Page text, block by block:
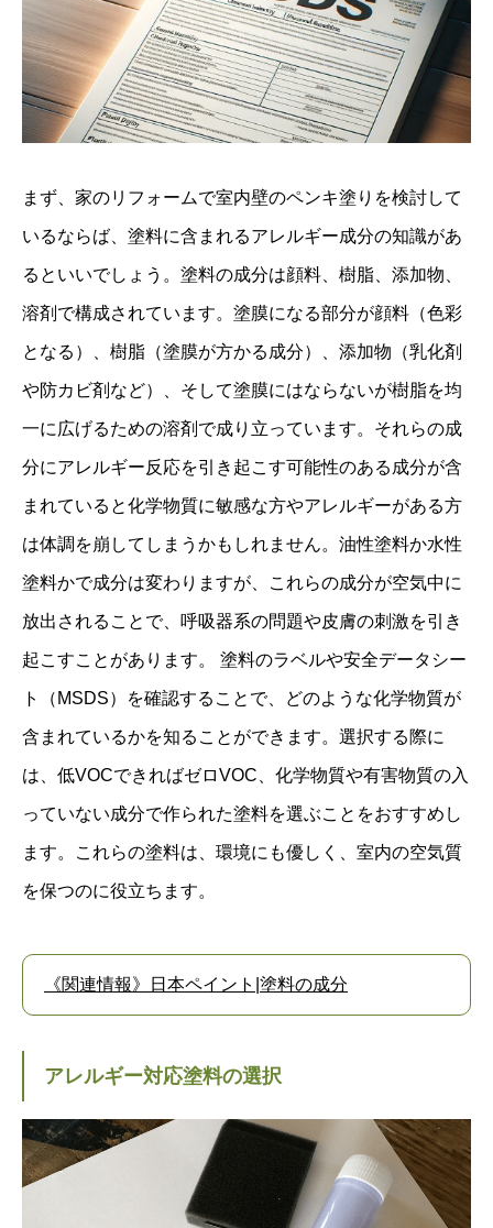
まず、家のリフォームで室内壁のペンキ塗りを検討して
いるならば、塗料に含まれるアレルギー成分の知識があ
るといいでしょう。塗料の成分は顔料、樹脂、添加物、
溶剤で構成されています。塗膜になる部分が顔料（色彩
となる）、樹脂（塗膜が方かる成分）、添加物（乳化剤
や防カビ剤など）、そして塗膜にはならないが樹脂を均
一に広げるための溶剤で成り立っています。それらの成
分にアレルギー反応を引き起こす可能性のある成分が含
まれていると化学物質に敏感な方やアレルギーがある方
は体調を崩してしまうかもしれません。油性塗料か水性
塗料かで成分は変わりますが、これらの成分が空気中に
放出されることで、呼吸器系の問題や皮膚の刺激を引き
起こすことがあります。 塗料のラベルや安全データシー
ト（MSDS）を確認することで、どのような化学物質が
含まれているかを知ることができます。選択する際に
は、低VOCできればゼロVOC、化学物質や有害物質の入
っていない成分で作られた塗料を選ぶことをおすすめし
ます。これらの塗料は、環境にも優しく、室内の空気質
を保つのに役立ちます。
《関連情報》日本ペイント|塗料の成分
アレルギー対応塗料の選択